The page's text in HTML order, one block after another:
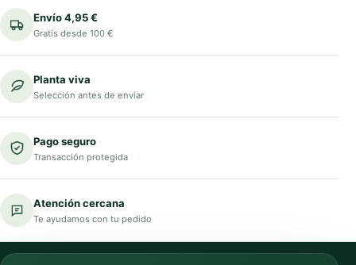
Envío 4,95 €
Gratis desde 100 €
Planta viva
Selección antes de enviar
Pago seguro
Transacción protegida
Atención cercana
Te ayudamos con tu pedido